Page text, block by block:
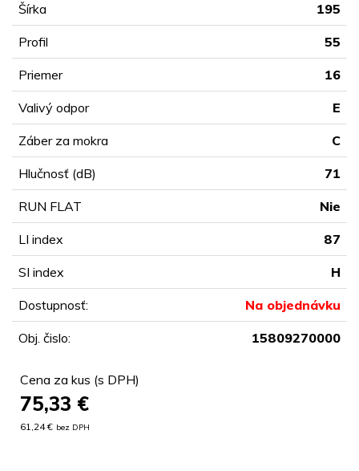
Šírka 195
Profil 55
Priemer 16
Valivý odpor E
Záber za mokra C
Hlučnosť (dB) 71
RUN FLAT Nie
LI index 87
SI index H
Dostupnosť: Na objednávku
Obj. čislo: 15809270000
Cena za kus (s DPH)
75,33 €
61,24 € bez DPH